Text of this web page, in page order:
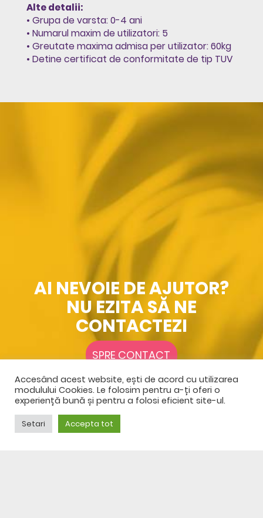
Alte detalii:
• Grupa de varsta: 0-4 ani
• Numarul maxim de utilizatori: 5
• Greutate maxima admisa per utilizator: 60kg
• Detine certificat de conformitate de tip TUV
AI NEVOIE DE AJUTOR?
NU EZITA SĂ NE
CONTACTEZI
SPRE CONTACT
Accesând acest website, ești de acord cu utilizarea
modulului Cookies. Le folosim pentru a-ți oferi o
experiență bună și pentru a folosi eficient site-ul.
Setari Accepta tot